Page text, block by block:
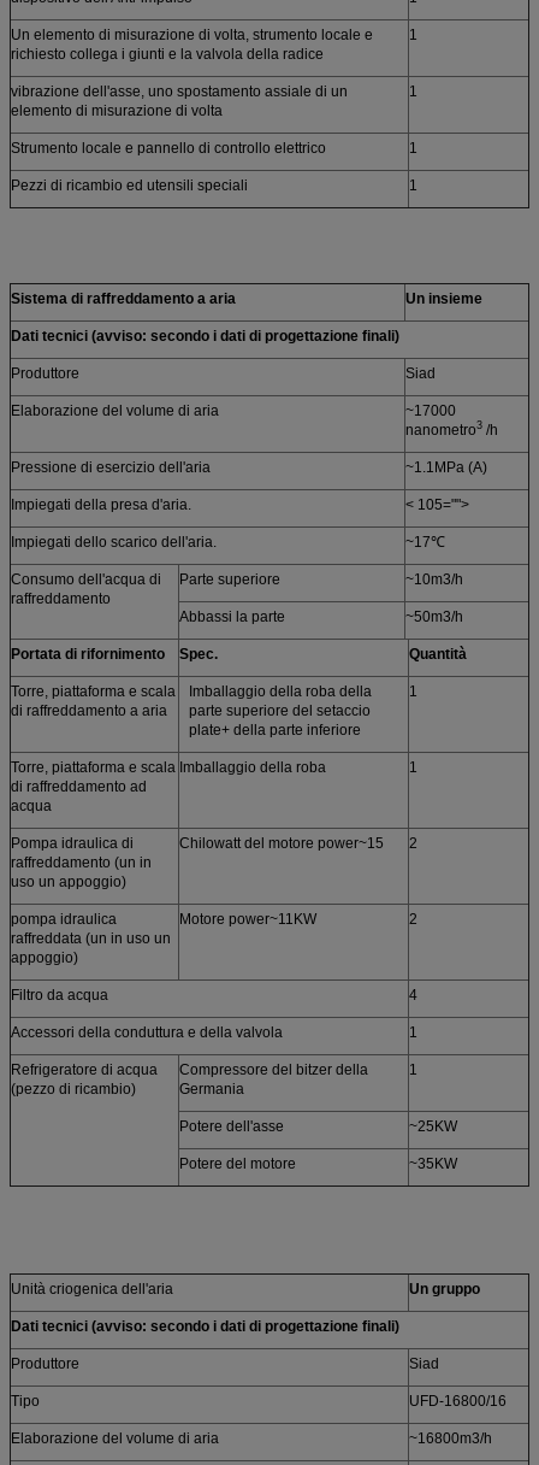
Un elemento di misurazione di volta, strumento locale e
richiesto collega i giunti e la valvola della radice
1
vibrazione dell'asse, uno spostamento assiale di un
elemento di misurazione di volta
1
Strumento locale e pannello di controllo elettrico 1
Pezzi di ricambio ed utensili speciali 1
Sistema di raffreddamento a aria Un insieme
Dati tecnici (avviso: secondo i dati di progettazione finali)
Produttore Siad
Elaborazione del volume di aria
~17000
nanometro3 /h
Pressione di esercizio dell'aria ~1.1MPa (A)
Impiegati della presa d'aria. < 105="">
Impiegati dello scarico dell'aria. ~17℃
Consumo dell'acqua di
raffreddamento
Parte superiore ~10m3/h
Abbassi la parte ~50m3/h
Portata di rifornimento Spec. Quantità
Torre, piattaforma e scala
di raffreddamento a aria
Imballaggio della roba della
parte superiore del setaccio
plate+ della parte inferiore
1
Torre, piattaforma e scala
di raffreddamento ad
acqua
Imballaggio della roba 1
Pompa idraulica di
raffreddamento (un in
uso un appoggio)
Chilowatt del motore power~15 2
pompa idraulica
raffreddata (un in uso un
appoggio)
Motore power~11KW 2
Filtro da acqua 4
Accessori della conduttura e della valvola 1
Refrigeratore di acqua
(pezzo di ricambio)
Compressore del bitzer della
Germania
1
Potere dell'asse ~25KW
Potere del motore ~35KW
Unità criogenica dell'aria Un gruppo
Dati tecnici (avviso: secondo i dati di progettazione finali)
Produttore Siad
Tipo UFD-16800/16
Elaborazione del volume di aria ~16800m3/h